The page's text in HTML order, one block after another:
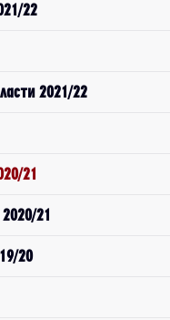
22
2021/22
21
21
20